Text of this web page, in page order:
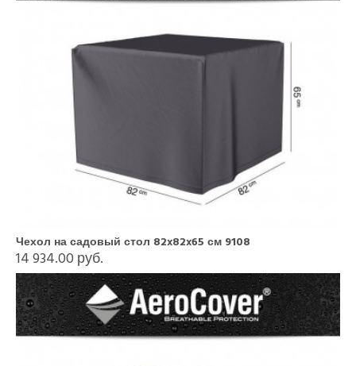
Чехол на садовый стол 82x82x65 см 9108
14 934.00 руб.